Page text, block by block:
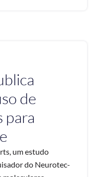
de
para
um estudo
do Neurotec-